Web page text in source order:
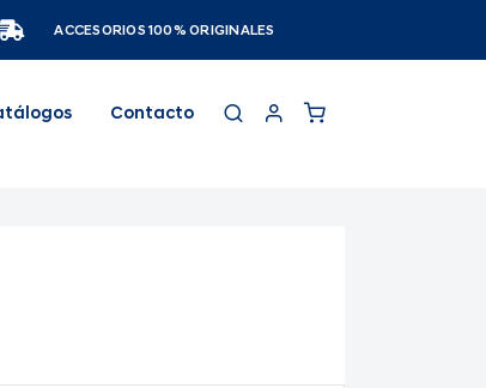
ACCESORIOS 100% ORIGINALES
Contacto